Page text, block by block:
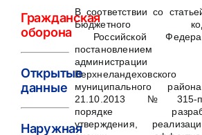
В соответствии со
Бюджетного
Российской
постановлением
администрации
Верхнеландеховского
муниципального
21.10.2013 № 315-
порядке
утверждения,
Гражданская
оборона
Открытые
данные
Наружная